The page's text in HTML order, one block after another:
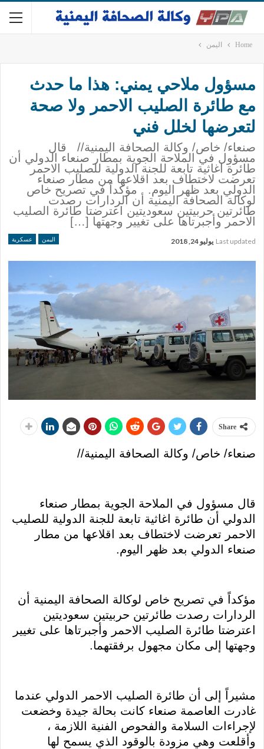
Home اليمن
مسؤول ملاحي يمني: هذا ما حدث
مع طائرة الصليب الاحمر ولا صحة
لتعرضها لخلل فني
صنعاء/ خاص/ وكالة الصحافة اليمنية// قال
مسؤول في الملاحة الجوية بمطار صنعاء الدولي أن
طائرة اغاثية تابعة للجنة الدولية للصليب الاحمر
تعرضت لاختطاف بعد اقلاعها من مطار صنعاء
الدولي بعد ظهر اليوم. مؤكداً في تصريح خاص
لوكالة الصحافة اليمنية أن الردارات رصدت
طائرتين حربيتين سعوديتين اعترضتا طائرة الصليب
الاحمر وأجبرتاها على تغيير وجهتها […]
اليمن عسكرية Last updated يوليو 24, 2018
Share
صنعاء/ خاص/ وكالة الصحافة اليمنية//
قال مسؤول في الملاحة الجوية بمطار صنعاء
الدولي أن طائرة اغاثية تابعة للجنة الدولية للصليب
الاحمر تعرضت لاختطاف بعد اقلاعها من مطار
صنعاء الدولي بعد ظهر اليوم.
مؤكداً في تصريح خاص لوكالة الصحافة اليمنية أن
الردارات رصدت طائرتين حربيتين سعوديتين
اعترضتا طائرة الصليب الاحمر وأجبرتاها على تغيير
وجهتها إلى مكان مجهول برفقتهما.
مشيراً إلى أن طائرة الصليب الاحمر الدولي عندما
غادرت العاصمة صنعاء كانت بحالة جيدة وخضعت
لإجراءات السلامة والفحوص الفنية اللازمة ،
وأقلعت وهي مزودة بالوقود الذي يسمح لها